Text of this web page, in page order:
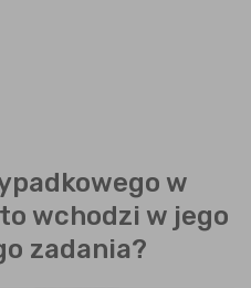
w
wchodzi w jego
zadania?